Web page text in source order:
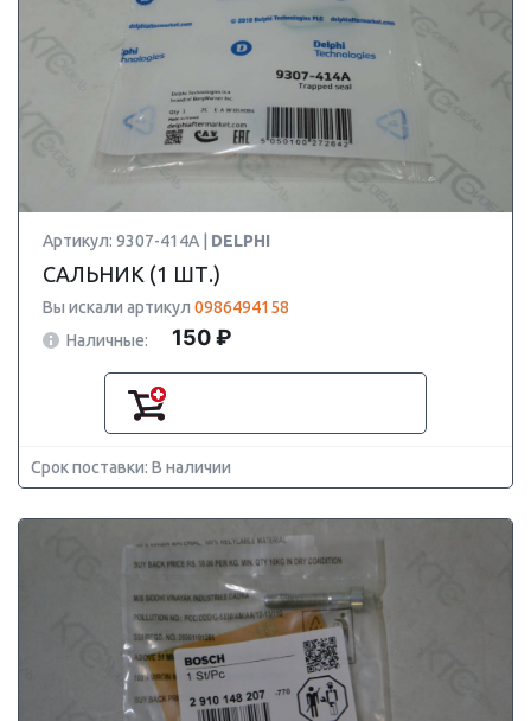
Артикул: 9307-414A | DELPHI
САЛЬНИК (1 ШТ.)
Вы искали артикул 0986494158
Наличные:
150 ₽
Срок поставки: В наличии